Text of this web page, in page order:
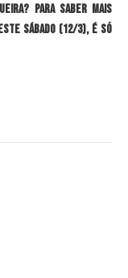
Para saber mais
sábado (12/3), é só